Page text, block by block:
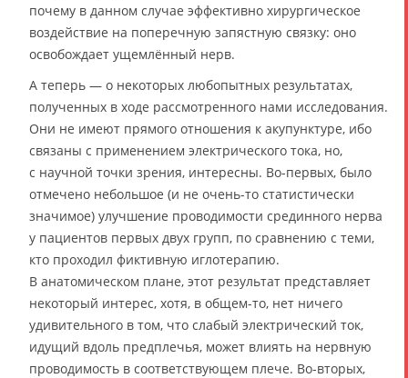
почему в данном случае эффективно хирургическое
воздействие на поперечную запястную связку: оно
освобождает ущемлённый нерв.
А теперь — о некоторых любопытных результатах,
полученных в ходе рассмотренного нами исследования.
Они не имеют прямого отношения к акупунктуре, ибо
связаны с применением электрического тока, но,
с научной точки зрения, интересны. Во-первых, было
отмечено небольшое (и не очень-то статистически
значимое) улучшение проводимости срединного нерва
у пациентов первых двух групп, по сравнению с теми,
кто проходил фиктивную иглотерапию.
В анатомическом плане, этот результат представляет
некоторый интерес, хотя, в общем-то, нет ничего
удивительного в том, что слабый электрический ток,
идущий вдоль предплечья, может влиять на нервную
проводимость в соответствующем плече. Во-вторых,